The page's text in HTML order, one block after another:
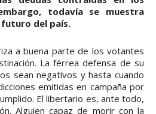
todavía se muestra
del país.
a buena parte de los votantes
La férrea defensa de su
sean negativos y hasta cuando
emitidas en campaña por
El libertario es, ante todo,
Alguien capaz de morir con la